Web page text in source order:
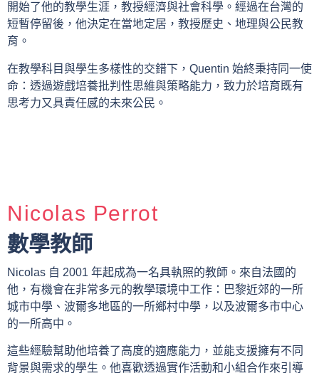
開始了他的教學生涯，教授經濟與社會科學。經過在台灣的
短暫停留後，他決定在當地定居，教授歷史、地理與公民教
育。
在教學科目與學生多樣性的交錯下，Quentin 始終秉持同一使
命：透過遊戲培養批判性思維與策略能力，致力於培育既有
思考力又具責任感的未來公民。
Nicolas Perrot
數學教師
Nicolas 自 2001 年起成為一名具執照的教師。來自法國的
他，有機會在非常多元的教學環境中工作：巴黎近郊的一所
城市中學、波爾多地區的一所鄉村中學，以及波爾多市中心
的一所高中。
這些經驗幫助他培養了高度的適應能力，並能支援擁有不同
背景與需求的學生。他喜歡透過實作活動和小組合作來引導